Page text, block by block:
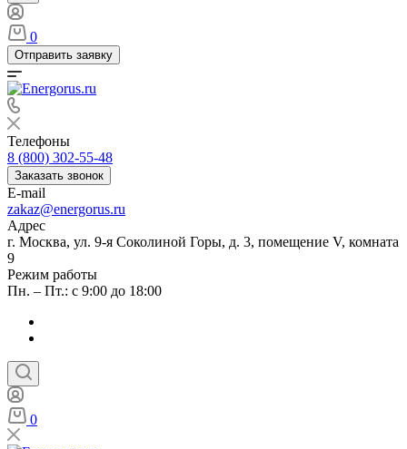
0
Отправить заявку
Телефоны
8 (800) 302-55-48
Заказать звонок
E-mail
zakaz@energorus.ru
Адрес
г. Москва, ул. 9-я Соколиной Горы, д. 3, помещение V, комната
9
Режим работы
Пн. – Пт.: с 9:00 до 18:00
0